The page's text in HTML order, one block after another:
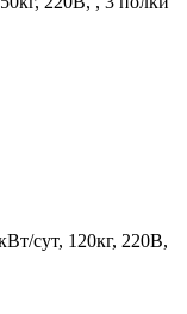
сут, 120кг, 220В,